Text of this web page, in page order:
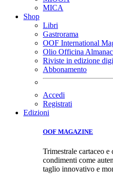
MICA
Shop
Libri
Gastrorama
OOF International
Olio Officina
Riviste in edizione
Abbonamento
Accedi
Registrati
Edizioni
OOF MAGAZINE
Trimestrale cartaceo
condimenti come
taglio innovativo e